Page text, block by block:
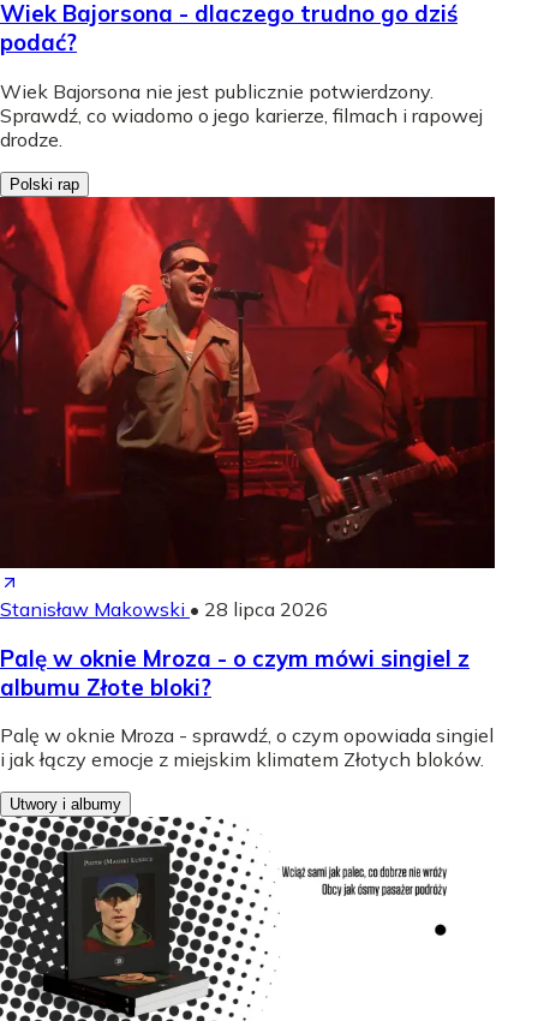
Wiek Bajorsona - dlaczego trudno go dziś
podać?
Wiek Bajorsona nie jest publicznie potwierdzony.
Sprawdź, co wiadomo o jego karierze, filmach i rapowej
drodze.
Polski rap
Stanisław Makowski • 28 lipca 2026
Palę w oknie Mroza - o czym mówi singiel z
albumu Złote bloki?
Palę w oknie Mroza - sprawdź, o czym opowiada singiel
i jak łączy emocje z miejskim klimatem Złotych bloków.
Utwory i albumy